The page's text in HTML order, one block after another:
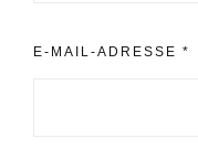
E-MAIL-ADRESSE *